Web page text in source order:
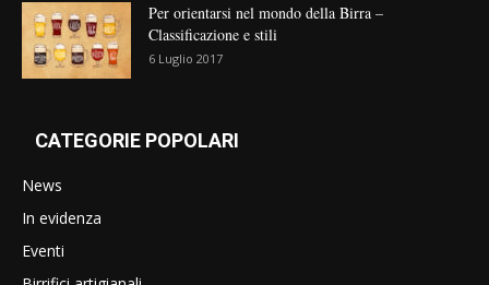
Per orientarsi nel mondo della Birra –
Classificazione e stili
6 Luglio 2017
CATEGORIE POPOLARI
News
In evidenza
Eventi